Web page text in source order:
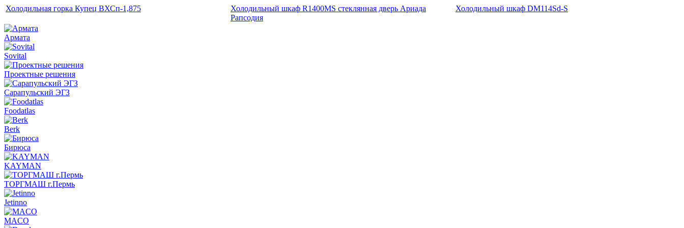
Холодильная горка Купец ВХСп-1,875
Холодильный шкаф R1400MS стеклянная дверь Ариада
Рапсодия
Холодильный шкаф DM114Sd-S
Армата
Sovital
Проектные решения
Сарапульский ЭГЗ
Foodatlas
Berk
Бирюса
KAYMAN
ТОРГМАШ г.Пермь
Jetinno
MACO